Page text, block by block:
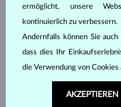
ermöglicht, unsere
kontinuierlich zu verbessern.
Andernfalls können Sie
dass dies Ihr
die Verwendung von Cookies